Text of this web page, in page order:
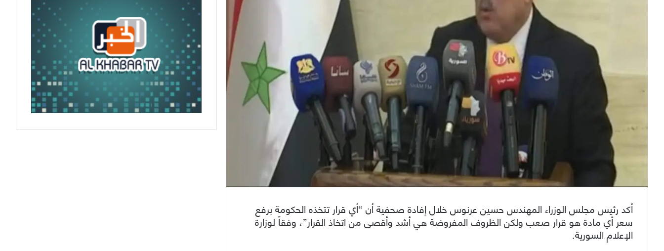
أكد رئيس مجلس الوزراء المهندس حسين عرنوس خلال إفادة صحفية أن “أي قرار تتخذه الحكومة برفع
سعر أي مادة هو قرار صعب ولكن الظروف المفروضة هي أشد وأقصى من اتخاذ القرار”، وفقاً لوزارة
الإعلام السورية.